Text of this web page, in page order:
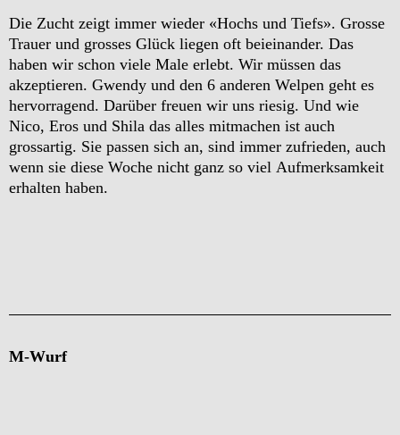
Die Zucht zeigt immer wieder «Hochs und Tiefs». Grosse
Trauer und grosses Glück liegen oft beieinander. Das
haben wir schon viele Male erlebt. Wir müssen das
akzeptieren. Gwendy und den 6 anderen Welpen geht es
hervorragend. Darüber freuen wir uns riesig. Und wie
Nico, Eros und Shila das alles mitmachen ist auch
grossartig. Sie passen sich an, sind immer zufrieden, auch
wenn sie diese Woche nicht ganz so viel Aufmerksamkeit
erhalten haben.
M-Wurf